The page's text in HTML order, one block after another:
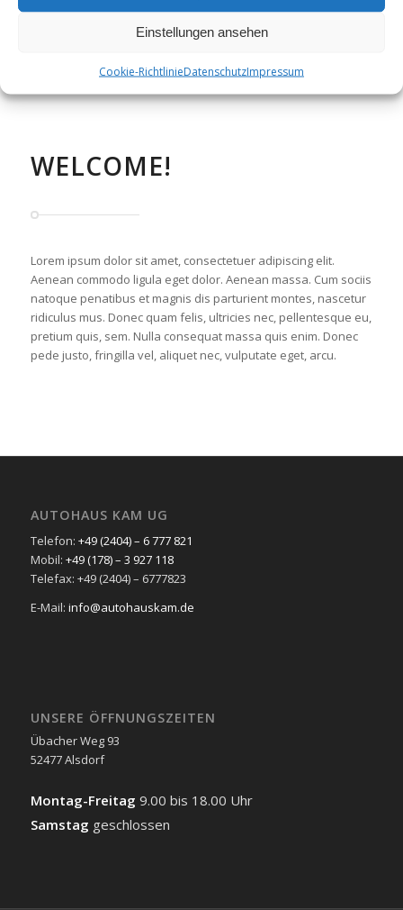
Einstellungen ansehen
Cookie-RichtlinieDatenschutzImpressum
WELCOME!
Lorem ipsum dolor sit amet, consectetuer adipiscing elit.
Aenean commodo ligula eget dolor. Aenean massa. Cum sociis
natoque penatibus et magnis dis parturient montes, nascetur
ridiculus mus. Donec quam felis, ultricies nec, pellentesque eu,
pretium quis, sem. Nulla consequat massa quis enim. Donec
pede justo, fringilla vel, aliquet nec, vulputate eget, arcu.
AUTOHAUS KAM UG
Telefon: +49 (2404) – 6 777 821
Mobil: +49 (178) – 3 927 118
Telefax: +49 (2404) – 6777823
E-Mail: info@autohauskam.de
UNSERE ÖFFNUNGSZEITEN
Übacher Weg 93
52477 Alsdorf
Montag-Freitag 9.00 bis 18.00 Uhr
Samstag geschlossen